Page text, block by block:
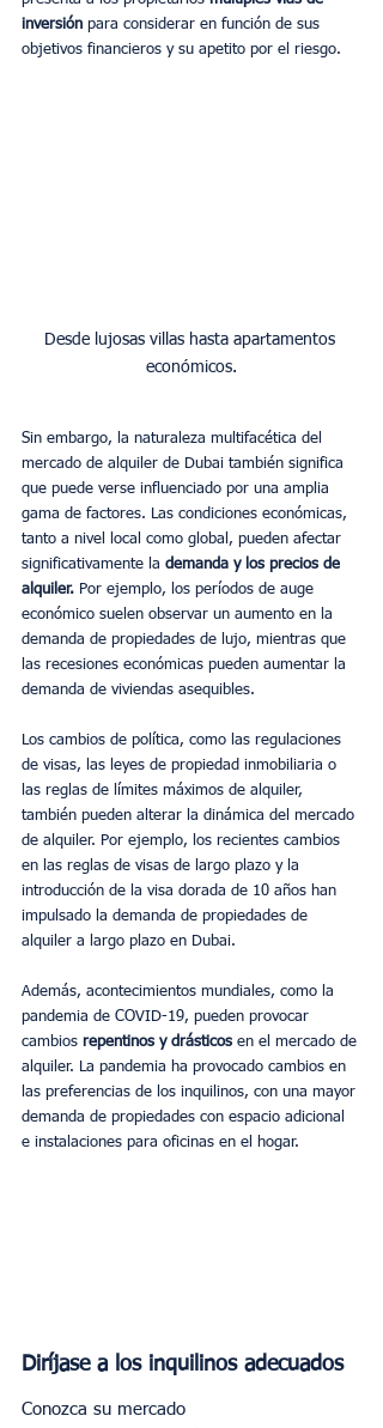
inversión para considerar en función de sus
objetivos financieros y su apetito por el riesgo.
Desde lujosas villas hasta apartamentos
económicos.
Sin embargo, la naturaleza multifacética del
mercado de alquiler de Dubai también significa
que puede verse influenciado por una amplia
gama de factores. Las condiciones económicas,
tanto a nivel local como global, pueden afectar
significativamente la demanda y los precios de
alquiler. Por ejemplo, los períodos de auge
económico suelen observar un aumento en la
demanda de propiedades de lujo, mientras que
las recesiones económicas pueden aumentar la
demanda de viviendas asequibles.
Los cambios de política, como las regulaciones
de visas, las leyes de propiedad inmobiliaria o
las reglas de límites máximos de alquiler,
también pueden alterar la dinámica del mercado
de alquiler. Por ejemplo, los recientes cambios
en las reglas de visas de largo plazo y la
introducción de la visa dorada de 10 años han
impulsado la demanda de propiedades de
alquiler a largo plazo en Dubai.
Además, acontecimientos mundiales, como la
pandemia de COVID-19, pueden provocar
cambios repentinos y drásticos en el mercado de
alquiler. La pandemia ha provocado cambios en
las preferencias de los inquilinos, con una mayor
demanda de propiedades con espacio adicional
e instalaciones para oficinas en el hogar.
Diríjase a los inquilinos adecuados
Conozca su mercado